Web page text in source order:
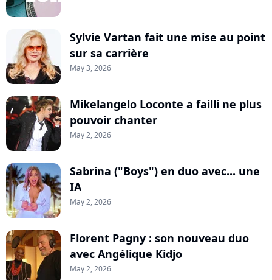
Sylvie Vartan fait une mise au point
sur sa carrière
May 3, 2026
Mikelangelo Loconte a failli ne plus
pouvoir chanter
May 2, 2026
Sabrina ("Boys") en duo avec... une
IA
May 2, 2026
Florent Pagny : son nouveau duo
avec Angélique Kidjo
May 2, 2026